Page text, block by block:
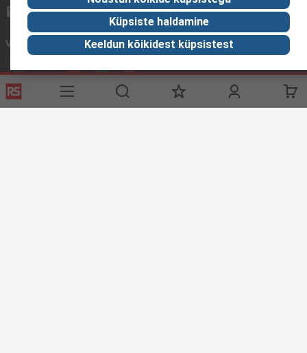
sales@rsdelivers.ee
Võtke meiega ühendust
Kasulikud lingid
Küpsiste haldamine
Keeldun kõikidest küpsistest